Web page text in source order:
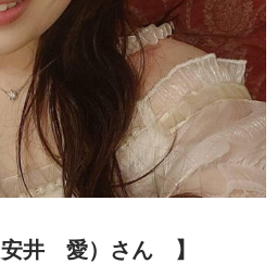
安井 愛）さん 】